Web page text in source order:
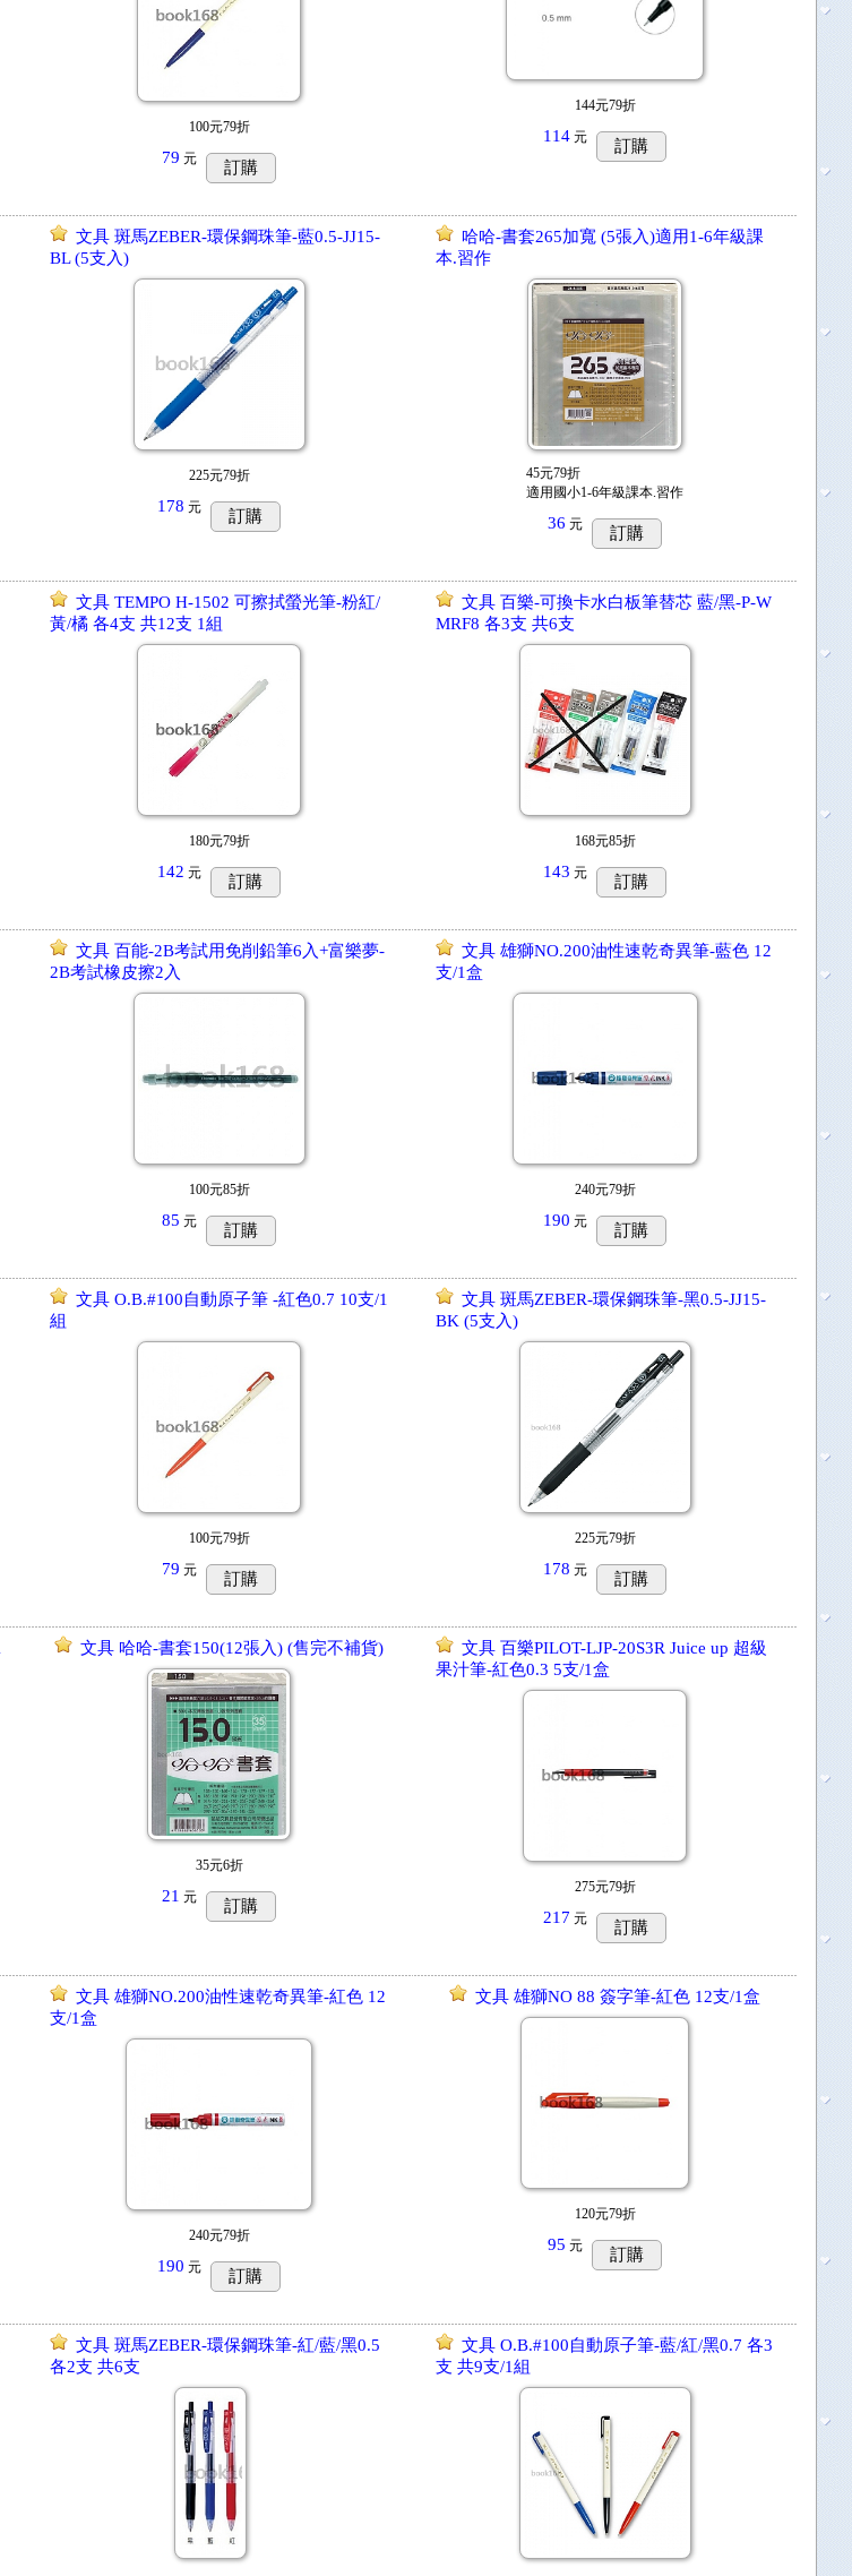
100元79折
79 元 訂購
144元79折
114 元 訂購
文具 斑馬ZEBER-環保鋼珠筆-藍0.5-JJ15-
BL (5支入)
225元79折
178 元 訂購
哈哈-書套265加寬 (5張入)適用1-6年級課
本.習作
45元79折
適用國小1-6年級課本.習作
36 元 訂購
文具 TEMPO H-1502 可擦拭螢光筆-粉紅/
黃/橘 各4支 共12支 1組
180元79折
142 元 訂購
文具 百樂-可換卡水白板筆替芯 藍/黑-P-W
MRF8 各3支 共6支
168元85折
143 元 訂購
文具 百能-2B考試用免削鉛筆6入+富樂夢-
2B考試橡皮擦2入
100元85折
85 元 訂購
文具 雄獅NO.200油性速乾奇異筆-藍色 12
支/1盒
240元79折
190 元 訂購
文具 O.B.#100自動原子筆 -紅色0.7 10支/1
組
100元79折
79 元 訂購
文具 斑馬ZEBER-環保鋼珠筆-黑0.5-JJ15-
BK (5支入)
225元79折
178 元 訂購
文具 哈哈-書套150(12張入) (售完不補貨)
35元6折
21 元 訂購
文具 百樂PILOT-LJP-20S3R Juice up 超級
果汁筆-紅色0.3 5支/1盒
275元79折
217 元 訂購
文具 雄獅NO.200油性速乾奇異筆-紅色 12
支/1盒
240元79折
190 元 訂購
文具 雄獅NO 88 簽字筆-紅色 12支/1盒
120元79折
95 元 訂購
文具 斑馬ZEBER-環保鋼珠筆-紅/藍/黑0.5
各2支 共6支
文具 O.B.#100自動原子筆-藍/紅/黑0.7 各3
支 共9支/1組